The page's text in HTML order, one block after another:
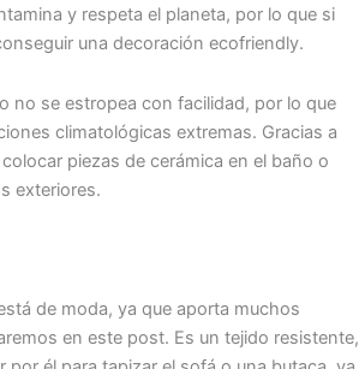
y respeta el planeta, por lo que si
una decoración ecofriendly.
no se estropea con facilidad, por lo que
climatológicas extremas. Gracias a
piezas de cerámica en el baño o
exteriores.
de moda, ya que aporta muchos
en este post. Es un tejido resistente,